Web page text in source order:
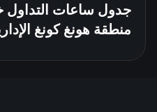
جدول ساعات
منطقة هونغ كونغ